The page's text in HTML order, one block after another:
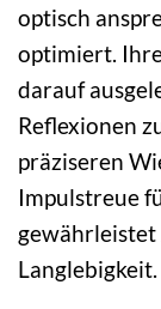
optisch
optimiert.
darauf
Reflexionen
präziseren
Impulstreue
gewährleistet
Langlebigkeit.